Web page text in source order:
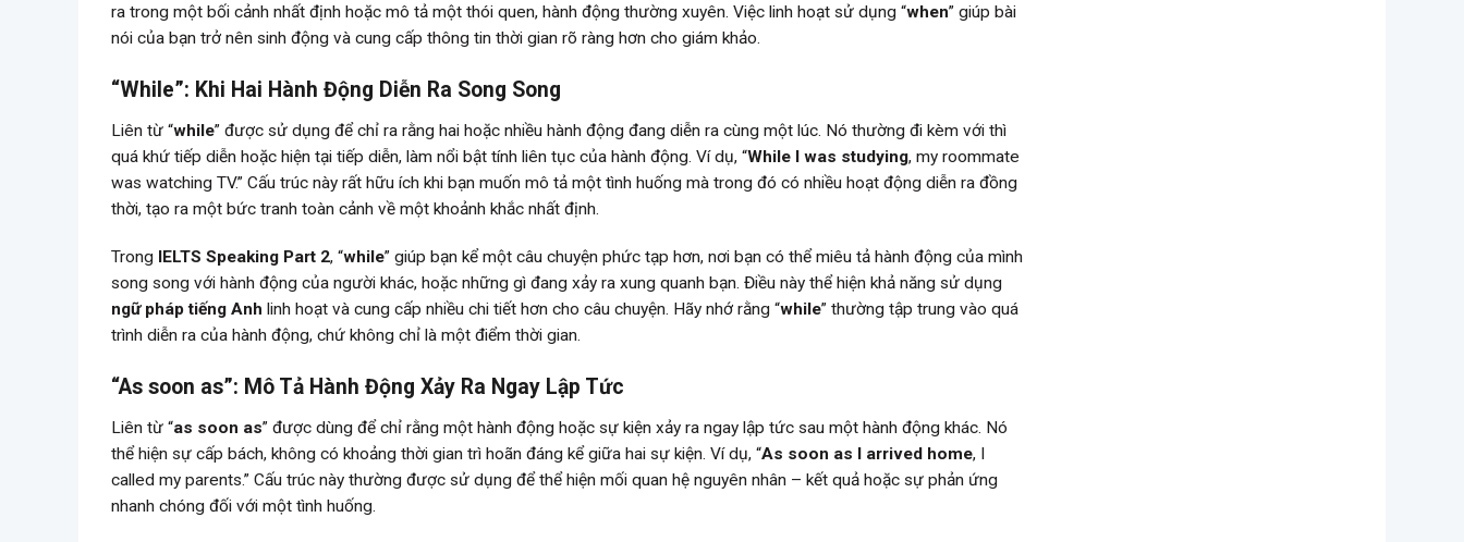
ra trong một bối cảnh nhất định hoặc mô tả một thói quen, hành động thường xuyên. Việc linh hoạt sử dụng “when” giúp bài
nói của bạn trở nên sinh động và cung cấp thông tin thời gian rõ ràng hơn cho giám khảo.
“While”: Khi Hai Hành Động Diễn Ra Song Song
Liên từ “while” được sử dụng để chỉ ra rằng hai hoặc nhiều hành động đang diễn ra cùng một lúc. Nó thường đi kèm với thì
quá khứ tiếp diễn hoặc hiện tại tiếp diễn, làm nổi bật tính liên tục của hành động. Ví dụ, “While I was studying, my roommate
was watching TV.” Cấu trúc này rất hữu ích khi bạn muốn mô tả một tình huống mà trong đó có nhiều hoạt động diễn ra đồng
thời, tạo ra một bức tranh toàn cảnh về một khoảnh khắc nhất định.
Trong IELTS Speaking Part 2, “while” giúp bạn kể một câu chuyện phức tạp hơn, nơi bạn có thể miêu tả hành động của mình
song song với hành động của người khác, hoặc những gì đang xảy ra xung quanh bạn. Điều này thể hiện khả năng sử dụng
ngữ pháp tiếng Anh linh hoạt và cung cấp nhiều chi tiết hơn cho câu chuyện. Hãy nhớ rằng “while” thường tập trung vào quá
trình diễn ra của hành động, chứ không chỉ là một điểm thời gian.
“As soon as”: Mô Tả Hành Động Xảy Ra Ngay Lập Tức
Liên từ “as soon as” được dùng để chỉ rằng một hành động hoặc sự kiện xảy ra ngay lập tức sau một hành động khác. Nó
thể hiện sự cấp bách, không có khoảng thời gian trì hoãn đáng kể giữa hai sự kiện. Ví dụ, “As soon as I arrived home, I
called my parents.” Cấu trúc này thường được sử dụng để thể hiện mối quan hệ nguyên nhân – kết quả hoặc sự phản ứng
nhanh chóng đối với một tình huống.